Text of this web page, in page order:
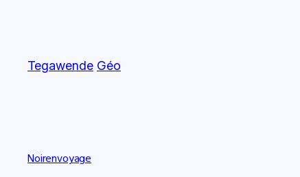
Tegawende Géo
Noirenvoyage